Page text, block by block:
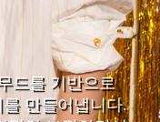
드를 기반으로
만들어냅니다.